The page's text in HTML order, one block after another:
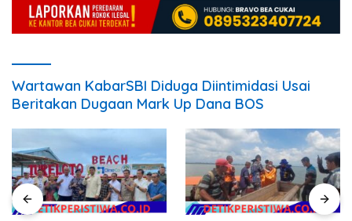
Wartawan KabarSBI Diduga Diintimidasi Usai
Beritakan Dugaan Mark Up Dana BOS